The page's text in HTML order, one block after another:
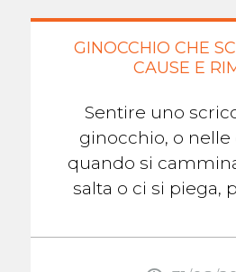
GINOCCHIO CHE
CAUSE E
Sentire uno
ginocchio, o nelle
quando si
salta o ci si piega,
gonfiore,